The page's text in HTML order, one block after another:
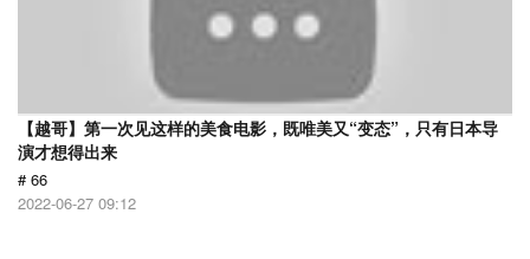
【越哥】第一次见这样的美食电影，既唯美又“变态”，只有日本导
演才想得出来
# 66
2022-06-27 09:12